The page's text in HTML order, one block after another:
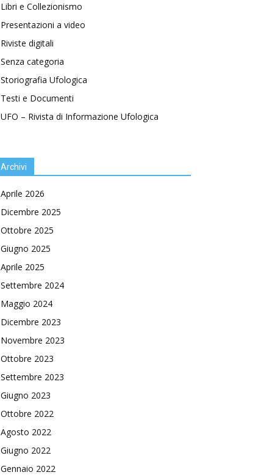
Libri e Collezionismo
Presentazioni a video
Riviste digitali
Senza categoria
Storiografia Ufologica
Testi e Documenti
UFO – Rivista di Informazione Ufologica
Archivi
Aprile 2026
Dicembre 2025
Ottobre 2025
Giugno 2025
Aprile 2025
Settembre 2024
Maggio 2024
Dicembre 2023
Novembre 2023
Ottobre 2023
Settembre 2023
Giugno 2023
Ottobre 2022
Agosto 2022
Giugno 2022
Gennaio 2022